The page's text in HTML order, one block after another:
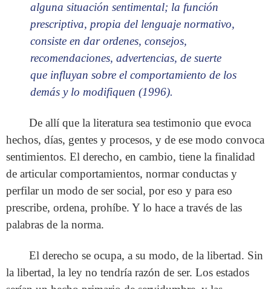
alguna situación sentimental; la función
prescriptiva, propia del lenguaje normativo,
consiste en dar ordenes, consejos,
recomendaciones, advertencias, de suerte
que influyan sobre el comportamiento de los
demás y lo modifiquen (1996).
De allí que la literatura sea testimonio que evoca
hechos, días, gentes y procesos, y de ese modo convoca
sentimientos. El derecho, en cambio, tiene la finalidad
de articular comportamientos, normar conductas y
perfilar un modo de ser social, por eso y para eso
prescribe, ordena, prohíbe. Y lo hace a través de las
palabras de la norma.
El derecho se ocupa, a su modo, de la libertad. Sin
la libertad, la ley no tendría razón de ser. Los estados